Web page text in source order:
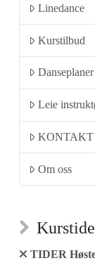
Linedance
Kurstilbud
Danseplaner
Leie
KONTAKT
Om oss
TIDER